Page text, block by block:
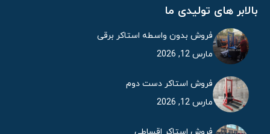
بالابر های تولیدی ما
فروش بدون واسطه استاکر برقی
مارس 12, 2026
فروش استاکر دست دوم
مارس 12, 2026